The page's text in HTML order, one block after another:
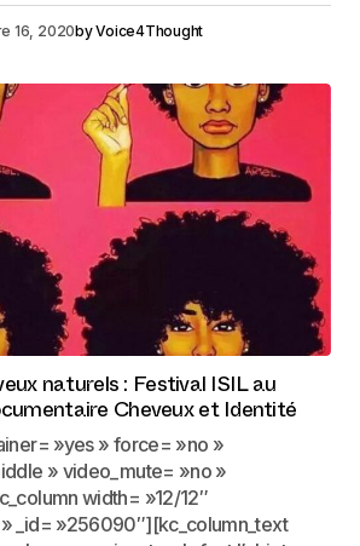
16, 2020byVoice4Thought
naturels : Festival ISIL au
Cheveux et Identité
»yes » force= »no »
» video_mute= »no »
width= »12/12″
_id= »256090″][kc_column_text